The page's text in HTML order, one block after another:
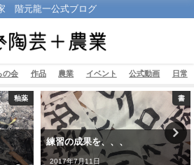
階元龍一公式ブログ
の会 作品 農業 イベント 公式動画 日常
釉薬 書
練習の成果を、、、
2017年7月11日